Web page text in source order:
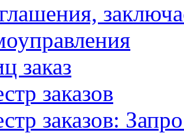
заказ
заказов
заказов: